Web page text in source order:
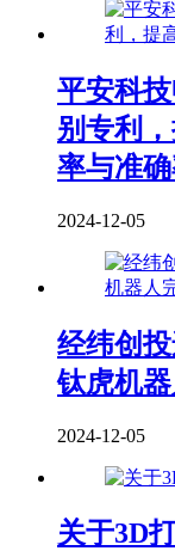
平安科
别专利
率与准
2024-12-05
经纬创
钛虎机
2024-12-05
关于3D